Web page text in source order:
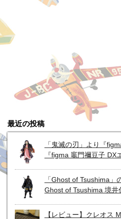
最近の投稿
「鬼滅の刃」より『
『figma 竈門禰豆子 DX
「Ghost of Tsushima
Ghost of Tsushima 境井
【レビュー】クレオス